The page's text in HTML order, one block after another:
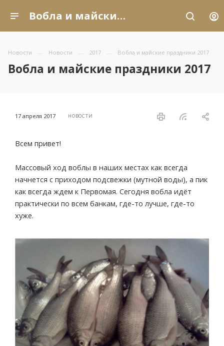
Вобла и майские праздники 2017
Новости Новости 2017 Вобла и майские праздники 2017
Вобла и майские праздники 2017
17 апреля 2017 НОВОСТИ
Всем привет!
Массовый ход воблы в наших местах как всегда
начнется с приходом подсвежки (мутной воды), а пик
как всегда ждем к Первомая. Сегодня вобла идёт
практически по всем банкам, где-то лучше, где-то
хуже.